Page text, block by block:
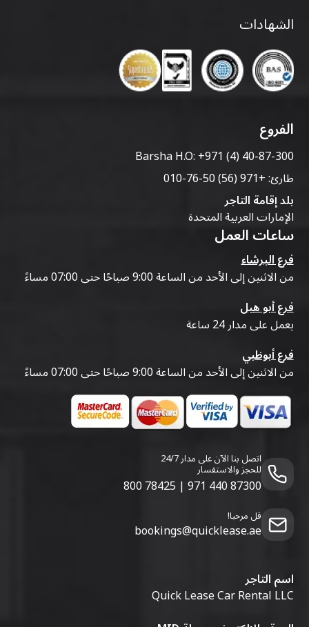
الشهادات
الفروع
Barsha H.O:+971 (4) 40-87-300
طارئ:+971 (56) 50-76-010
بلد إقامة التاجر
الإمارات العربية المتحدة
ساعات العمل
فرع البرشاء
من الاثنين إلى الأحد من الساعة 9:00 صباحًا حتى 07:00 مساءً
فرع أبو هيل
يعمل على مدار 24 ساعة
فرع أبوظبي
من الاثنين إلى الأحد من الساعة 9:00 صباحًا حتى 07:00 مساءً
اتصل بنا الآن على مدار 24/7
للحجز والاستفسار
800 78425 | 971 440 87300
قل مرحبا!
bookings@quicklease.ae
اسم التاجر
Quick Lease Car Rental LLC